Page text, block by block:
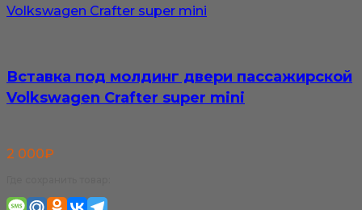
Вставка под молдинг двери пассажирской
Volkswagen Crafter super mini
2 000₽